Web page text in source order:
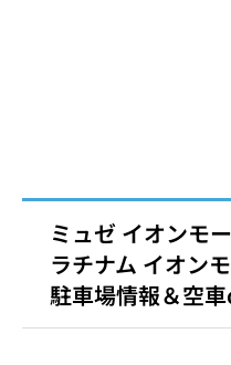
ミュゼ イオンモ
ラチナム イオン
駐車場情報＆空